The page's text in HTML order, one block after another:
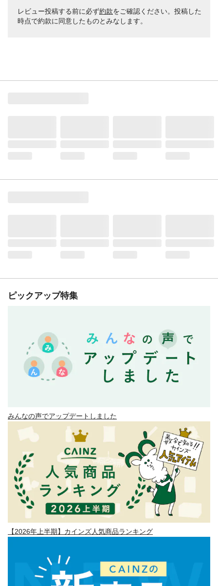
レビュー投稿する前に必ず約款をご確認ください。投稿した
時点で約款に同意したものとみなします。
ピックアップ特集
みんなの声でアップデートしました
【2026年上半期】カインズ人気商品ランキング